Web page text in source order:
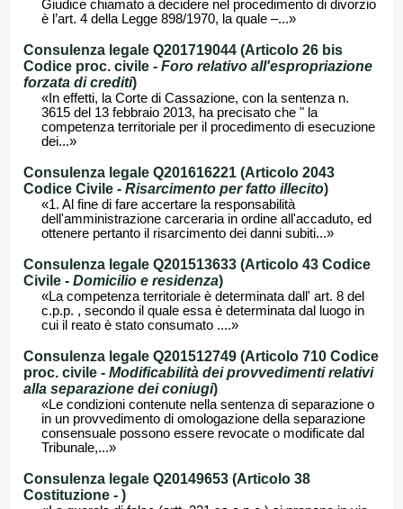
Giudice chiamato a decidere nel procedimento di divorzio
è l’art. 4 della Legge 898/1970, la quale –...»
Consulenza legale Q201719044 (Articolo 26 bis
Codice proc. civile - Foro relativo all'espropriazione
forzata di crediti)
«In effetti, la Corte di Cassazione, con la sentenza n.
3615 del 13 febbraio 2013, ha precisato che " la
competenza territoriale per il procedimento di esecuzione
dei...»
Consulenza legale Q201616221 (Articolo 2043
Codice Civile - Risarcimento per fatto illecito)
«1. Al fine di fare accertare la responsabilità
dell'amministrazione carceraria in ordine all'accaduto, ed
ottenere pertanto il risarcimento dei danni subiti...»
Consulenza legale Q201513633 (Articolo 43 Codice
Civile - Domicilio e residenza)
«La competenza territoriale è determinata dall' art. 8 del
c.p.p. , secondo il quale essa è determinata dal luogo in
cui il reato è stato consumato ....»
Consulenza legale Q201512749 (Articolo 710 Codice
proc. civile - Modificabilità dei provvedimenti relativi
alla separazione dei coniugi)
«Le condizioni contenute nella sentenza di separazione o
in un provvedimento di omologazione della separazione
consensuale possono essere revocate o modificate dal
Tribunale,...»
Consulenza legale Q20149653 (Articolo 38
Costituzione - )